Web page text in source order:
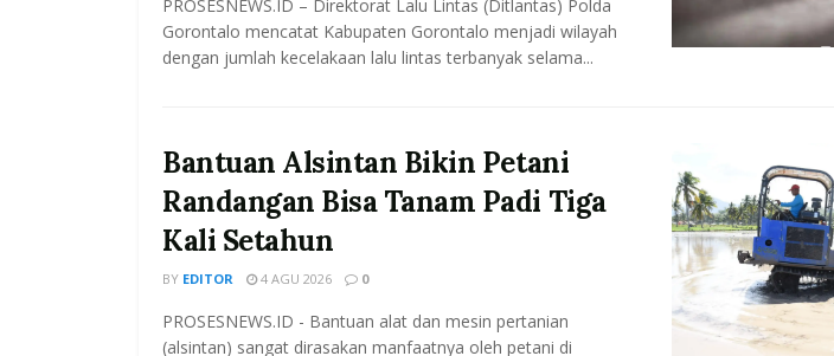
PROSESNEWS.ID – Direktorat Lalu Lintas (Ditlantas) Polda
Gorontalo mencatat Kabupaten Gorontalo menjadi wilayah
dengan jumlah kecelakaan lalu lintas terbanyak selama...
Bantuan Alsintan Bikin Petani
Randangan Bisa Tanam Padi Tiga
Kali Setahun
BY EDITOR 4 AGU 2026 0
PROSESNEWS.ID - Bantuan alat dan mesin pertanian
(alsintan) sangat dirasakan manfaatnya oleh petani di